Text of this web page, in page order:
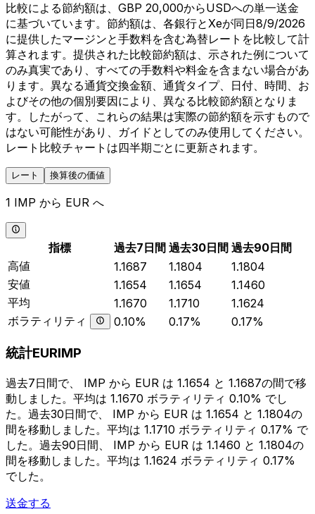
比較による節約額は、GBP 20,000からUSDへの単一送金
に基づいています。節約額は、各銀行とXeが同日8/9/2026
に提供したマージンと手数料を含む為替レートを比較して計
算されます。提供された比較節約額は、示された例について
のみ真実であり、すべての手数料や料金を含まない場合があ
ります。異なる通貨交換金額、通貨タイプ、日付、時間、お
よびその他の個別要因により、異なる比較節約額となりま
す。したがって、これらの結果は実際の節約額を示すもので
はない可能性があり、ガイドとしてのみ使用してください。
レート比較チャートは四半期ごとに更新されます。
レート 換算後の価値
1 IMP から EUR へ
指標 過去7日間 過去30日間 過去90日間
高値
1.1687 1.1804
1.1804
安値
1.1654 1.1654
1.1460
平均
1.1670 1.1710
1.1624
ボラティリティ
0.10% 0.17% 0.17%
統計EURIMP
過去7日間で、 IMP から EUR は 1.1654 と 1.1687の間で移
動しました。平均は 1.1670 ボラティリティ 0.10% でし
た。過去30日間で、 IMP から EUR は 1.1654 と 1.1804の
間を移動しました。平均は 1.1710 ボラティリティ 0.17% で
した。過去90日間、 IMP から EUR は 1.1460 と 1.1804の
間を移動しました。平均は 1.1624 ボラティリティ 0.17%
でした。
送金する